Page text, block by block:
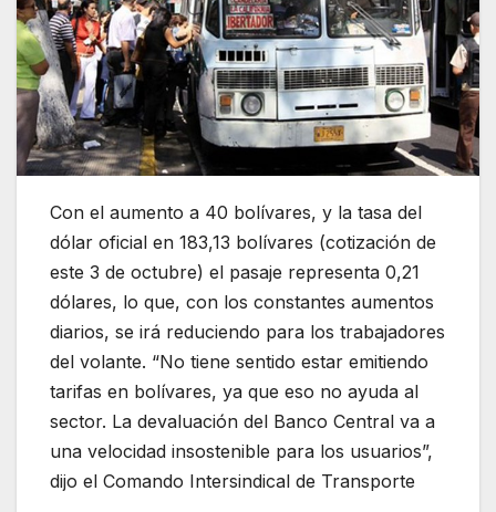
Con el aumento a 40 bolívares, y la tasa del
dólar oficial en 183,13 bolívares (cotización de
este 3 de octubre) el pasaje representa 0,21
dólares, lo que, con los constantes aumentos
diarios, se irá reduciendo para los trabajadores
del volante. “No tiene sentido estar emitiendo
tarifas en bolívares, ya que eso no ayuda al
sector. La devaluación del Banco Central va a
una velocidad insostenible para los usuarios”,
dijo el Comando Intersindical de Transporte